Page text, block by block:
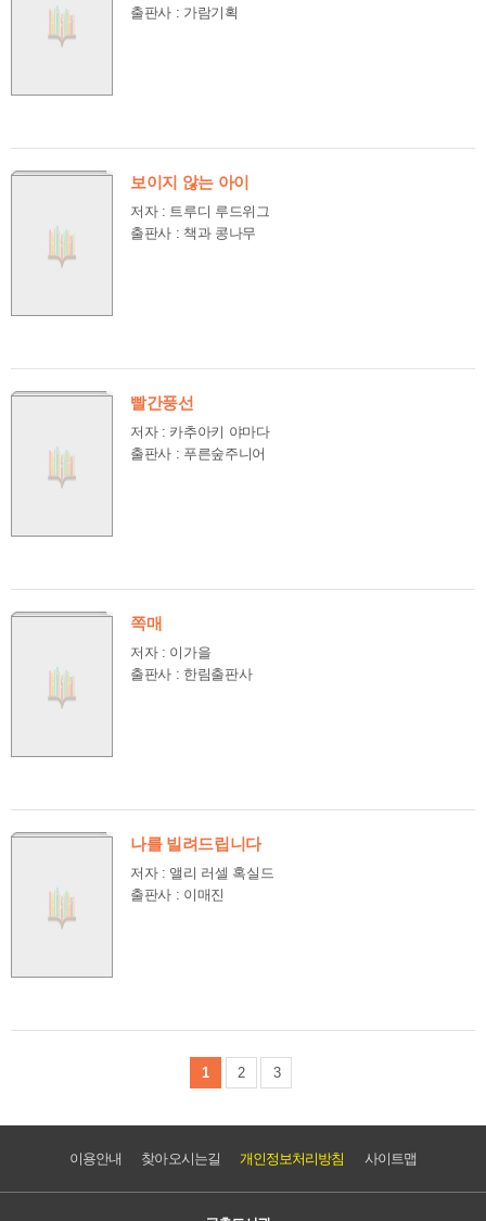
출판사 : 가람기획
보이지 않는 아이
저자 : 트루디 루드위그
출판사 : 책과 콩나무
빨간풍선
저자 : 카추아키 야마다
출판사 : 푸른숲주니어
쪽매
저자 : 이가을
출판사 : 한림출판사
나를 빌려드립니다
저자 : 앨리 러셀 혹실드
출판사 : 이매진
1 2 3
이용안내 찾아오시는길 개인정보처리방침 사이트맵